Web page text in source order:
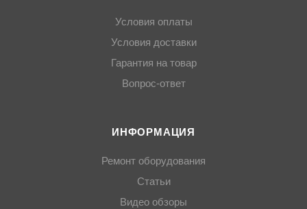
Условия оплаты
Условия доставки
Гарантия на товар
Вопрос-ответ
ИНФОРМАЦИЯ
Ремонт оборудования
Статьи
Видео обзоры